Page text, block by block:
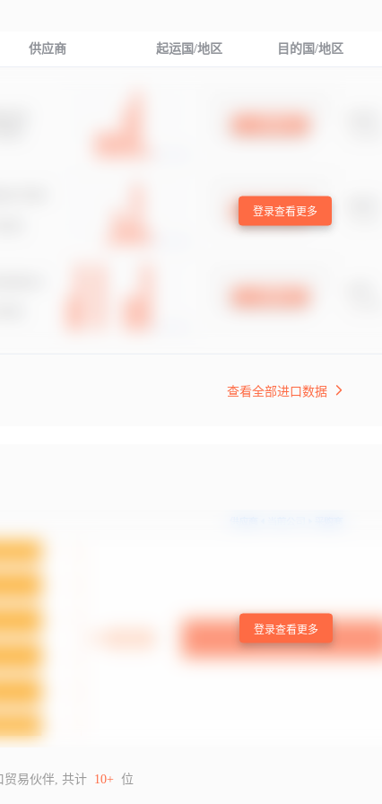
供应商 起运国/地区 目的国/地区
登录查看更多
查看全部进口数据
登录查看更多
贸易伙伴, 共计 10+ 位